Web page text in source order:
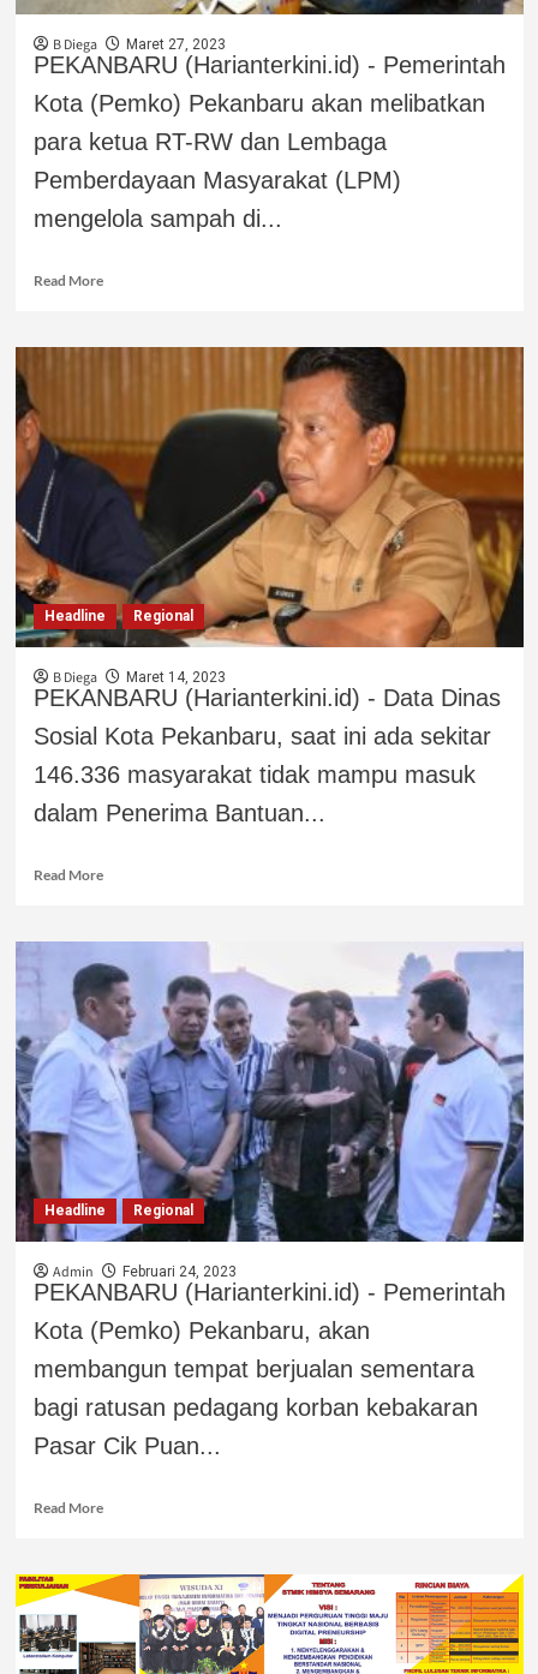
B Diega Maret 27, 2023
PEKANBARU (Harianterkini.id) - Pemerintah
Kota (Pemko) Pekanbaru akan melibatkan
para ketua RT-RW dan Lembaga
Pemberdayaan Masyarakat (LPM)
mengelola sampah di...
Read More
Headline Regional
B Diega Maret 14, 2023
PEKANBARU (Harianterkini.id) - Data Dinas
Sosial Kota Pekanbaru, saat ini ada sekitar
146.336 masyarakat tidak mampu masuk
dalam Penerima Bantuan...
Read More
Headline Regional
Admin Februari 24, 2023
PEKANBARU (Harianterkini.id) - Pemerintah
Kota (Pemko) Pekanbaru, akan
membangun tempat berjualan sementara
bagi ratusan pedagang korban kebakaran
Pasar Cik Puan...
Read More